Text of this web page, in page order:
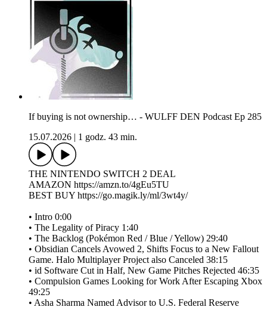
If buying is not ownership… - WULFF DEN Podcast Ep 285
15.07.2026
1 godz. 43 min.
THE NINTENDO SWITCH 2 DEAL
AMAZON https://amzn.to/4gEu5TU
BEST BUY https://go.magik.ly/ml/3wt4y/
• Intro 0:00
• The Legality of Piracy 1:40
• The Backlog (Pokémon Red / Blue / Yellow) 29:40
• Obsidian Cancels Avowed 2, Shifts Focus to a New Fallout
Game. Halo Multiplayer Project also Canceled 38:15
• id Software Cut in Half, New Game Pitches Rejected 46:35
• Compulsion Games Looking for Work After Escaping Xbox
49:25
• Asha Sharma Named Advisor to U.S. Federal Reserve